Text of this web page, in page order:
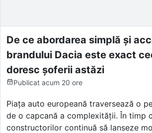
De ce abordarea simplă și
brandului Dacia este exact
doresc șoferii astăzi
Publicat acum 20 ore
Piața auto europeană traversează o
de o capcană a complexității. În timp
constructorilor continuă să lanseze